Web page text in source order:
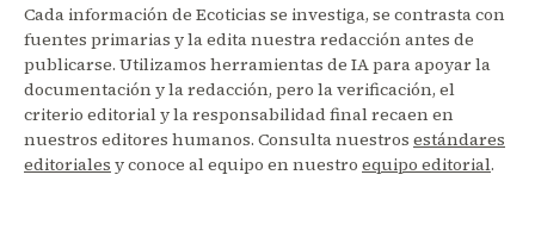
Cada información de Ecoticias se investiga, se contrasta con
fuentes primarias y la edita nuestra redacción antes de
publicarse. Utilizamos herramientas de IA para apoyar la
documentación y la redacción, pero la verificación, el
criterio editorial y la responsabilidad final recaen en
nuestros editores humanos. Consulta nuestros estándares
editoriales y conoce al equipo en nuestro equipo editorial.